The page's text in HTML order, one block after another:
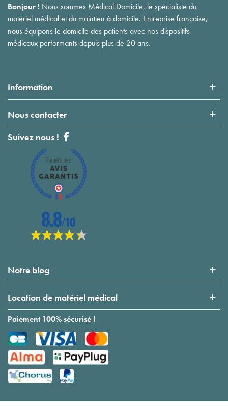
Bonjour ! Nous sommes Médical Domicile, le spécialiste du
matériel médical et du maintien à domicile. Entreprise française,
nous équipons le domicile des patients avec nos dispositifs
médicaux performants depuis plus de 20 ans.
Information
Nous contacter
Suivez nous !
Notre blog
Location de matériel médical
Paiement 100% sécurisé !